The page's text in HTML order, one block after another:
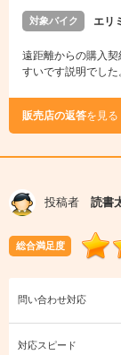
対象バイク エリ
遠距離からの購入
すいです説明でした
販売店の返答を見る
投稿者 読書
総合満足度
問い合わせ対応
対応スピード